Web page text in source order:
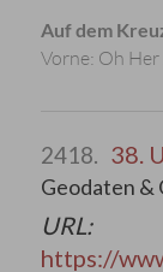
Auf dem
Vorne: Oh
2418. 38.
Geodaten &
URL:
https://